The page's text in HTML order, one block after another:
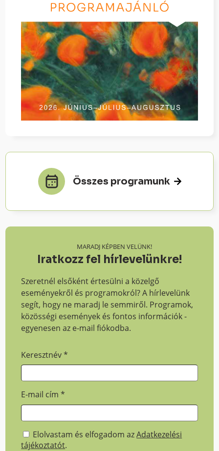
Összes programunk
MARADJ KÉPBEN VELÜNK!
Iratkozz fel hírlevelünkre!
Szeretnél elsőként értesülni a közelgő
eseményekről és programokról? A hírlevelünk
segít, hogy ne maradj le semmiről. Programok,
közösségi események és fontos információk -
egyenesen az e-mail fiókodba.
Keresztnév*
E-mail cím*
Elolvastam és elfogadom azAdatkezelési
tájékoztatót.